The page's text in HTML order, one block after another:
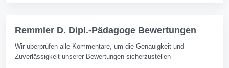
Remmler D. Dipl.-Pädagoge Bewertungen
Wir überprüfen alle Kommentare, um die Genauigkeit und
Zuverlässigkeit unserer Bewertungen sicherzustellen